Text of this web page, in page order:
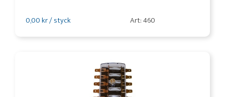
0,00 kr / styck Art: 460